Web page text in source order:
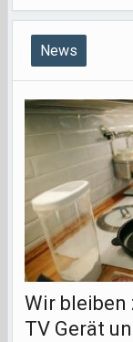
News
Wir bleiben
TV Gerät